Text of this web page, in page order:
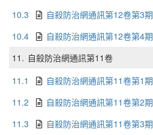
10.3
自殺防治網通訊第12卷第3期
10.4
自殺防治網通訊第12卷第4期
11. 自殺防治網通訊第11卷
11.1
自殺防治網通訊第11卷第1期
11.2
自殺防治網通訊第11卷第2期
11.3
自殺防治網通訊第11卷第3期